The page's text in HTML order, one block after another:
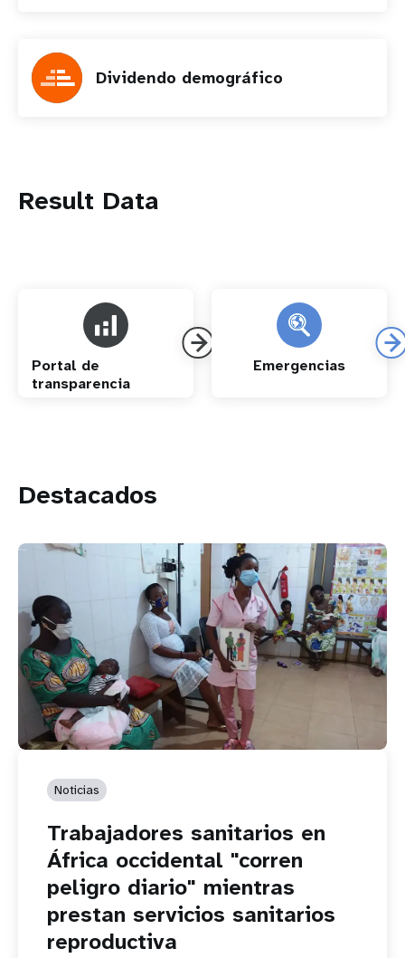
Dividendo demográfico
Result Data
Portal de
transparencia
Emergencias
Destacados
Noticias
Trabajadores sanitarios en
África occidental "corren
peligro diario" mientras
prestan servicios sanitarios
reproductiva